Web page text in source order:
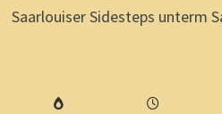
Saarlouiser Sidesteps unterm